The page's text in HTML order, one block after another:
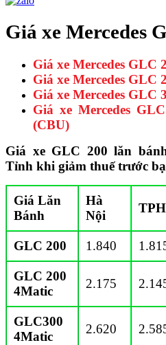
Giá xe Mercedes
Giá xe Mercedes GLC
Giá xe Mercedes GLC
Giá xe Mercedes GLC
Giá xe Mercedes
(CBU)
Giá xe GLC 200 lăn
Tỉnh khi giảm thuế trước
Giá Lăn
Bánh
Hà
Nội
GLC 200 1.840
GLC 200
4Matic
2.175
GLC300
4Matic
2.620